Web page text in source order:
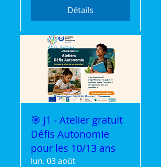
Détails
🎯 J1 - Atelier gratuit
Défis Autonomie
pour les 10/13 ans
lun. 03 août